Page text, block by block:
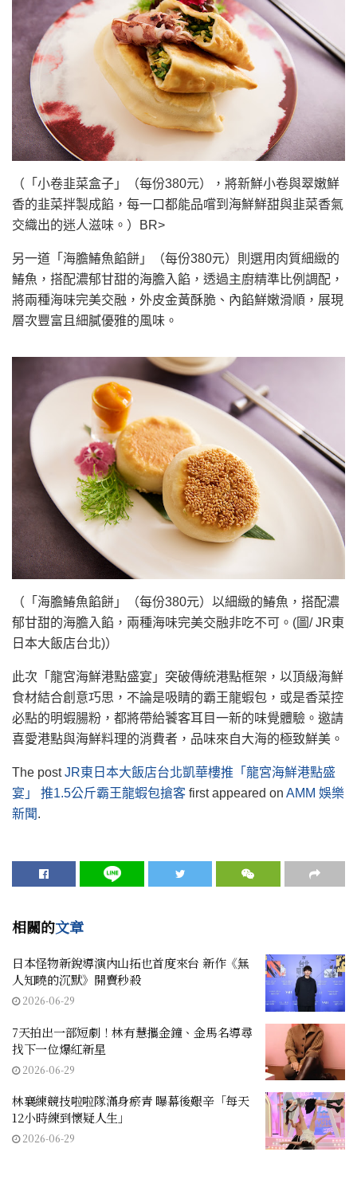
（「小卷韭菜盒子」（每份380元），將新鮮小卷與翠嫩鮮
香的韭菜拌製成餡，每一口都能品嚐到海鮮鮮甜與韭菜香氣
交織出的迷人滋味。）BR>
另一道「海膽鰆魚餡餅」（每份380元）則選用肉質細緻的
鰆魚，搭配濃郁甘甜的海膽入餡，透過主廚精準比例調配，
將兩種海味完美交融，外皮金黃酥脆、內餡鮮嫩滑順，展現
層次豐富且細膩優雅的風味。
（「海膽鰆魚餡餅」（每份380元）以細緻的鰆魚，搭配濃
郁甘甜的海膽入餡，兩種海味完美交融非吃不可。(圖/ JR東
日本大飯店台北)）
此次「龍宮海鮮港點盛宴」突破傳統港點框架，以頂級海鮮
食材結合創意巧思，不論是吸睛的霸王龍蝦包，或是香菜控
必點的明蝦腸粉，都將帶給饕客耳目一新的味覺體驗。邀請
喜愛港點與海鮮料理的消費者，品味來自大海的極致鮮美。
The postJR東日本大飯店台北凱華樓推「龍宮海鮮港點盛
宴」 推1.5公斤霸王龍蝦包搶客 first appeared on AMM 娛樂
新聞.
相關的文章
日本怪物新銳導演內山拓也首度來台 新作《無
人知曉的沉默》開賣秒殺
2026-06-29
7天拍出一部短劇！林有慧攜金鐘、金馬名導尋
找下一位爆紅新星
2026-06-29
林襄練競技啦啦隊滿身瘀青 曝幕後艱辛「每天
12小時練到懷疑人生」
2026-06-29